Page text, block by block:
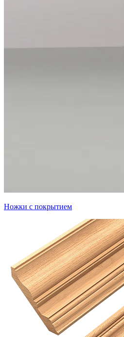
Ножки с покрытием